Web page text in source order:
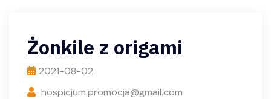
Żonkile z origami
2021-08-02
hospicjum.promocja@gmail.com